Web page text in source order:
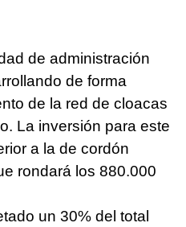
de administración
de forma
de la red de cloacas
La inversión para este
a la de cordón
rondará los 880.000
un 30% del total